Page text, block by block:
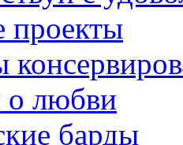
проекты
любви
барды